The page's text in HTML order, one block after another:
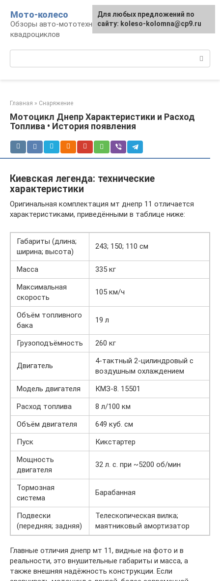
контенту
Мото-колесо
Обзоры авто-мототехники, снегоходов,
квадроциклов
Главная » Снаряжение
Мотоцикл Днепр Характеристики и Расход
Топлива • История появления
Киевская легенда: технические
характеристики
Оригинальная комплектация мт днепр 11 отличается
характеристиками, приведёнными в таблице ниже:
Габариты (длина;
ширина; высота)
243; 150; 110 см
Масса
335 кг
Максимальная
скорость
105 км/ч
Объём топливного
бака
19 л
Грузоподъёмность 260 кг
Двигатель
4-тактный 2-цилиндровый с
воздушным охлаждением
Модель двигателя
КМЗ-8. 15501
Расход топлива
8 л/100 км
Объём двигателя
649 куб. см
Пуск
Кикстартер
Мощность
двигателя
32 л. с. при ~5200 об/мин
Тормозная
система
Барабанная
Подвески
(передняя; задняя)
Телескопическая вилка;
маятниковый амортизатор
Главные отличия днепр мт 11, видные на фото и в
реальности, это внушительные габариты и масса, а
также внешняя надёжность конструкции. Если
Для любых предложений по
сайту: koleso-kolomna@cp9.ru